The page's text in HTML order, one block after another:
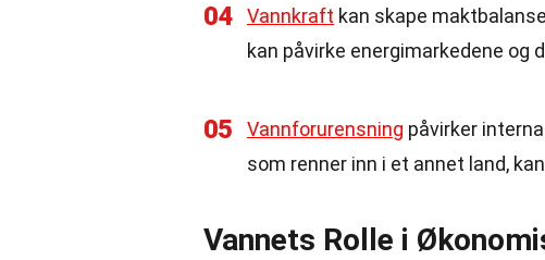
04 Vannkraft kan skape
kan påvirke energimarkedene og
05 Vannforurensning påvirker
som renner inn i et annet land,
Vannets Rolle i